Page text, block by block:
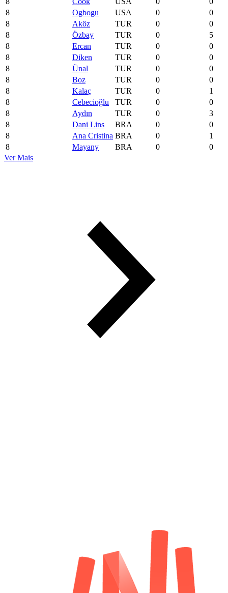
8
Ogbogu USA 0
0
8
Aköz TUR 0
0
8
Özbay TUR 0
5
8
Ercan TUR 0
0
8
Diken TUR 0
0
8
Ünal TUR 0
0
8
Boz TUR 0
0
8
Kalaç TUR 0
1
8
Cebecioğlu TUR 0
0
8
Aydın TUR 0
3
8
Dani Lins BRA 0
0
8
Ana Cristina BRA 0
1
8
Mayany BRA 0
0
Ver Mais